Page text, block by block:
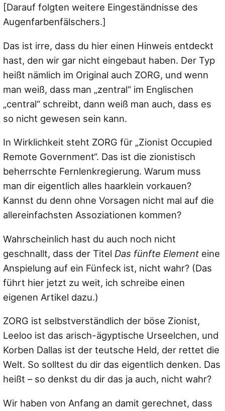
[Darauf folgten weitere Eingeständnisse des
Augenfarbenfälschers.]
Das ist irre, dass du hier einen Hinweis entdeckt
hast, den wir gar nicht eingebaut haben. Der Typ
heißt nämlich im Original auch ZORG, und wenn
man weiß, dass man „zentral“ im Englischen
„central“ schreibt, dann weiß man auch, dass es
so nicht gewesen sein kann.
In Wirklichkeit steht ZORG für „Zionist Occupied
Remote Government“. Das ist die zionistisch
beherrschte Fernlenkregierung. Warum muss
man dir eigentlich alles haarklein vorkauen?
Kannst du denn ohne Vorsagen nicht mal auf die
allereinfachsten Assoziationen kommen?
Wahrscheinlich hast du auch noch nicht
geschnallt, dass der Titel Das fünfte Element eine
Anspielung auf ein Fünfeck ist, nicht wahr? (Das
führt hier jetzt zu weit, ich schreibe einen
eigenen Artikel dazu.)
ZORG ist selbstverständlich der böse Zionist,
Leeloo ist das arisch-ägyptische Urseelchen, und
Korben Dallas ist der teutsche Held, der rettet die
Welt. So solltest du dir das eigentlich denken. Das
heißt – so denkst du dir das ja auch, nicht wahr?
Wir haben von Anfang an damit gerechnet, dass